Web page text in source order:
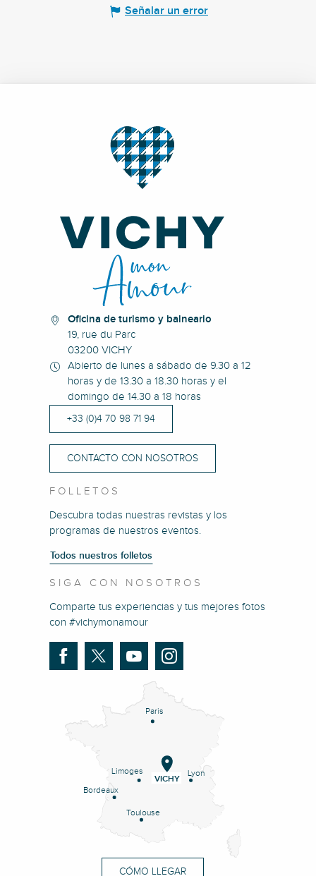
Señalar un error
Oficina de turismo y balneario
19, rue du Parc
03200 VICHY
Abierto de lunes a sábado de 9.30 a 12
horas y de 13.30 a 18.30 horas y el
domingo de 14.30 a 18 horas
+33 (0)4 70 98 71 94
CONTACTO CON NOSOTROS
FOLLETOS
Descubra todas nuestras revistas y los
programas de nuestros eventos.
Todos nuestros folletos
SIGA CON NOSOTROS
Comparte tus experiencias y tus mejores fotos
con #vichymonamour
Paris
Lyon
Limoges
Bordeaux
Toulouse
VICHY
CÓMO LLEGAR